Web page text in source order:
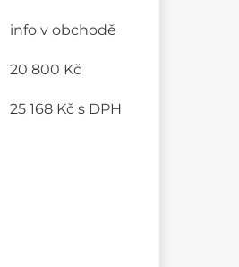
info v obchodě
20 800 Kč
25 168 Kčs DPH